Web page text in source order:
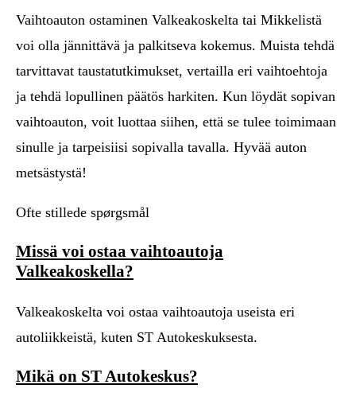
Vaihtoauton ostaminen Valkeakoskelta tai Mikkelistä
voi olla jännittävä ja palkitseva kokemus. Muista tehdä
tarvittavat taustatutkimukset, vertailla eri vaihtoehtoja
ja tehdä lopullinen päätös harkiten. Kun löydät sopivan
vaihtoauton, voit luottaa siihen, että se tulee toimimaan
sinulle ja tarpeisiisi sopivalla tavalla. Hyvää auton
metsästystä!
Ofte stillede spørgsmål
Missä voi ostaa vaihtoautoja
Valkeakoskella?
Valkeakoskelta voi ostaa vaihtoautoja useista eri
autoliikkeistä, kuten ST Autokeskuksesta.
Mikä on ST Autokeskus?